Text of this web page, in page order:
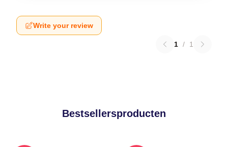
Write your review
1 / 1
Bestsellersproducten